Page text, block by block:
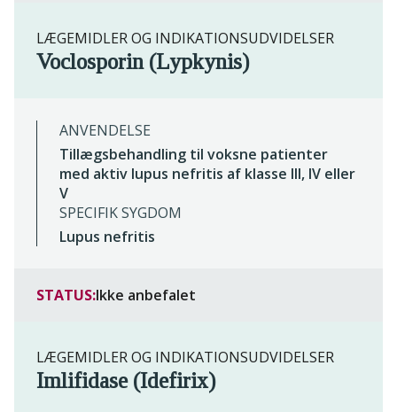
LÆGEMIDLER OG INDIKATIONSUDVIDELSER
Voclosporin (Lypkynis)
ANVENDELSE
Tillægsbehandling til voksne patienter
med aktiv lupus nefritis af klasse III, IV eller
V
SPECIFIK SYGDOM
Lupus nefritis
STATUS:Ikke anbefalet
LÆGEMIDLER OG INDIKATIONSUDVIDELSER
Imlifidase (Idefirix)